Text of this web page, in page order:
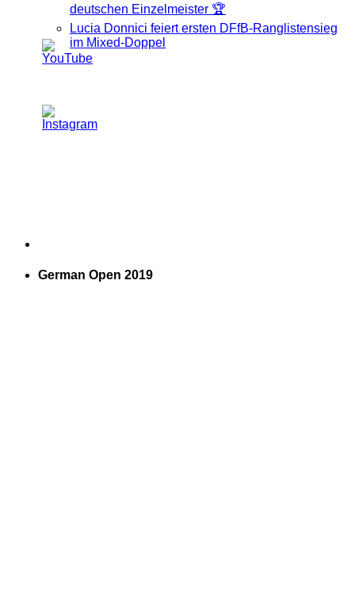
deutschen Einzelmeister 🏆
Lucia Donnici feiert ersten DFfB-Ranglistensieg
im Mixed-Doppel
German Open 2019